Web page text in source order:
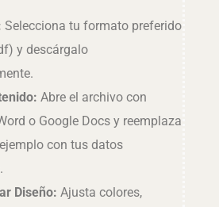
Selecciona tu formato preferido
y descárgalo
Abre el archivo con
o Google Docs y reemplaza
con tus datos
Diseño: Ajusta colores,